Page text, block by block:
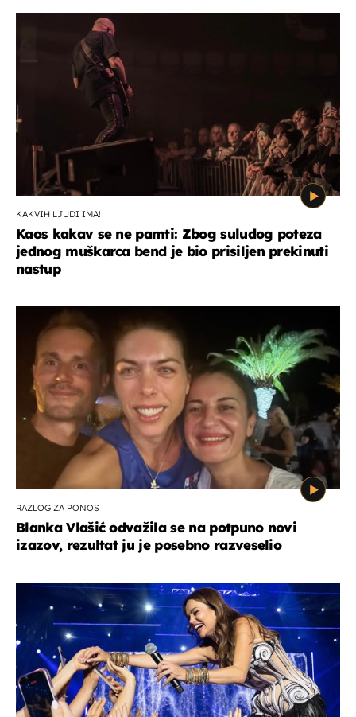
KAKVIH LJUDI IMA!
Kaos kakav se ne pamti: Zbog suludog poteza
jednog muškarca bend je bio prisiljen prekinuti
nastup
RAZLOG ZA PONOS
Blanka Vlašić odvažila se na potpuno novi
izazov, rezultat ju je posebno razveselio